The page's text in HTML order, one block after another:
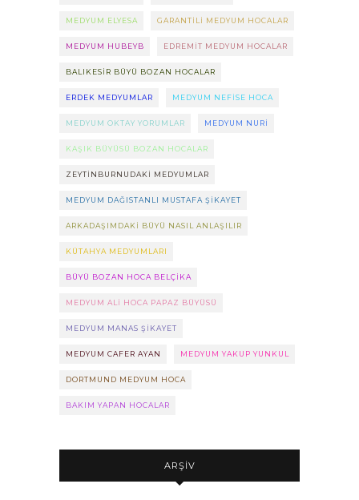
MEDYUM ELYESA GARANTILI MEDYUM HOCALAR
MEDYUM HUBEYB EDREMIT MEDYUM HOCALAR
BALIKESIR BÜYÜ BOZAN HOCALAR
ERDEK MEDYUMLAR MEDYUM NEFISE HOCA
MEDYUM OKTAY YORUMLAR MEDYUM NURI
KAŞIK BÜYÜSÜ BOZAN HOCALAR
ZEYTINBURNUDAKI MEDYUMLAR
MEDYUM DAĞISTANLI MUSTAFA ŞIKAYET
ARKADAŞIMDAKI BÜYÜ NASIL ANLAŞILIR
KÜTAHYA MEDYUMLARI
BÜYÜ BOZAN HOCA BELÇIKA
MEDYUM ALI HOCA PAPAZ BÜYÜSÜ
MEDYUM MANAS ŞIKAYET
MEDYUM CAFER AYAN MEDYUM YAKUP YUNKUL
DORTMUND MEDYUM HOCA
BAKIM YAPAN HOCALAR
ARŞIV